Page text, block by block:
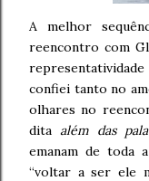
A melhor
reencontro com
confiei tanto no
olhares no
ditaalém das
emanam de toda
“voltar a ser ele